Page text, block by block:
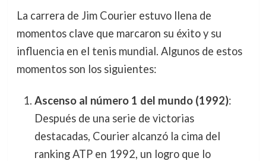
La carrera de Jim Courier estuvo llena de
momentos clave que marcaron su éxito y su
influencia en el tenis mundial. Algunos de estos
momentos son los siguientes:
Ascenso al número 1 del mundo (1992):
Después de una serie de victorias
destacadas, Courier alcanzó la cima del
ranking ATP en 1992, un logro que lo